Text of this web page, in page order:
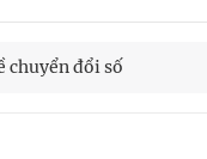
Chiến dịch 500 ngày đêm tìm kiếm, quy tập và xác định danh tính hài cốt liệt sĩ
chuyển đổi số